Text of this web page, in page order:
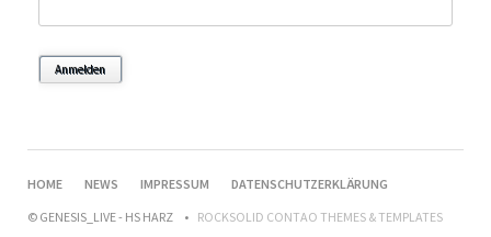
Anmelden
NAVIGATION
HOME NEWS IMPRESSUM
DATENSCHUTZERKLÄRUNG
© GENESIS_LIVE - HS HARZ
ROCKSOLID CONTAO THEMES & TEMPLATES